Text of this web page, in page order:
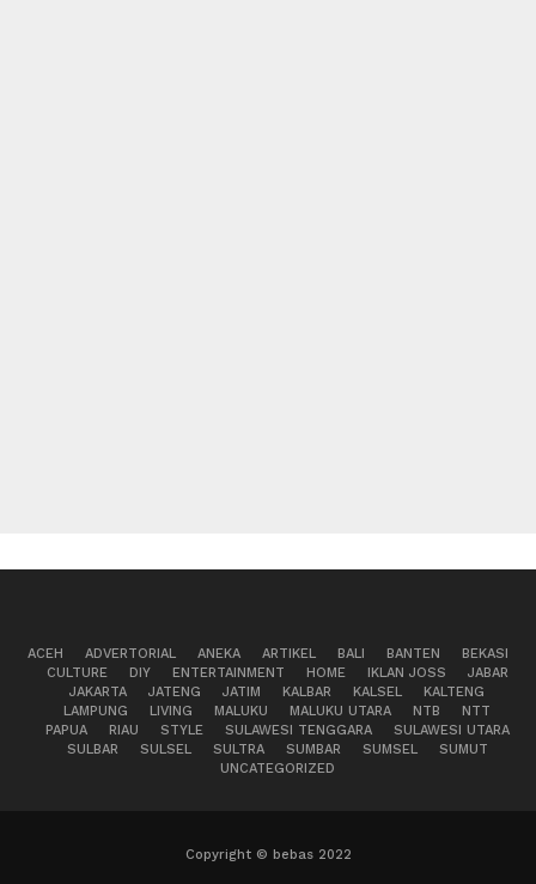
ACEH ADVERTORIAL ANEKA ARTIKEL BALI BANTEN
BEKASI
CULTURE
DIY ENTERTAINMENT HOME IKLAN JOSS
JABAR
JAKARTA
JATENG JATIM KALBAR KALSEL
KALTENG
LAMPUNG
LIVING MALUKU MALUKU UTARA NTB
NTT
PAPUA
RIAU STYLE SULAWESI TENGGARA
SULAWESI UTARA
SULBAR
SULSEL SULTRA SUMBAR SUMSEL
SUMUT
UNCATEGORIZED
Copyright © bebas 2022